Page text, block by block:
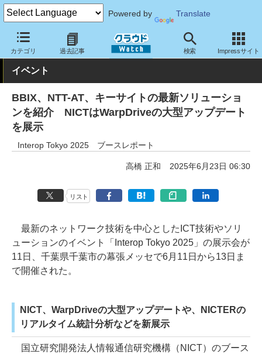
Powered by Translate
カテゴリ 過去記事 検索 Impressサイト
クラウド Watch イベント Interop
イベント
BBIX、NTT-AT、キーサイトの最新ソリューショ
ンを紹介 NICTはWarpDriveの大型アップデート
を展示
Interop Tokyo 2025 ブースレポート
高橋 正和 2025年6月23日 06:30
リスト
最新のネットワーク技術を中心としたICT技術やソリ
ューションのイベント「Interop Tokyo 2025」の展示会が
11日、千葉県千葉市の幕張メッセで6月11日から13日ま
で開催された。
NICT、WarpDriveの大型アップデートや、NICTERの
リアルタイム統計分析などを新展示
国立研究開発法人情報通信研究機構（NICT）のブース